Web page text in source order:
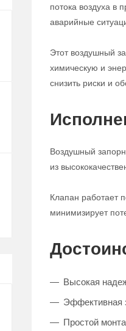
потока воздуха в
аварийные
Этот воздушный
химическую и
снизить риски и
Воздушный
из
Клапан работает
минимизирует
Высокая
Эффективная
Простой